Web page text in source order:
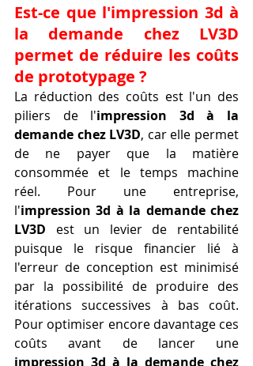
Est-ce que l'impression 3d à
la demande chez LV3D
permet de réduire les coûts
de prototypage ?
La réduction des coûts est l'un des
piliers de l'impression 3d à la
demande chez LV3D, car elle permet
de ne payer que la matière
consommée et le temps machine
réel. Pour une entreprise,
l'impression 3d à la demande chez
LV3D est un levier de rentabilité
puisque le risque financier lié à
l'erreur de conception est minimisé
par la possibilité de produire des
itérations successives à bas coût.
Pour optimiser encore davantage ces
impression 3d à la demande chez